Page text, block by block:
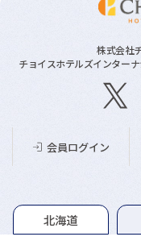
株式会社
チョイスホテルズインター
会員ログイン
グループホテル一覧
北海道